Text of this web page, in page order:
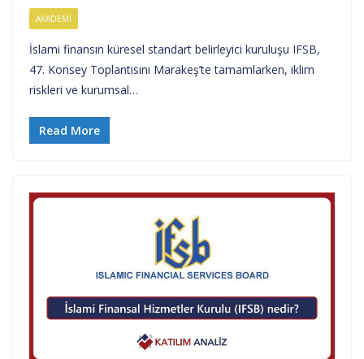
AKADEMI
İslami finansın küresel standart belirleyici kuruluşu IFSB,
47. Konsey Toplantısını Marakeş’te tamamlarken, iklim
riskleri ve kurumsal…
Read More